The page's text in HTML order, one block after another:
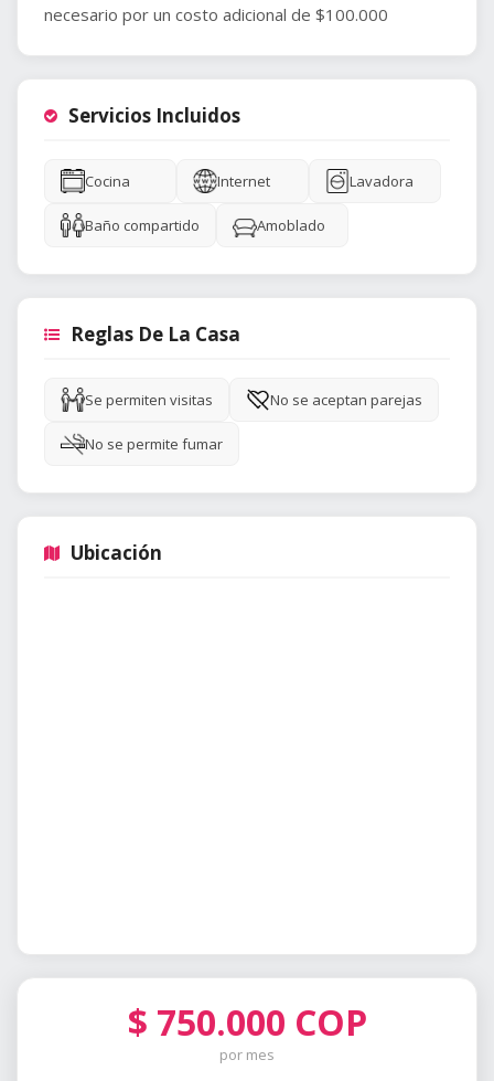
necesario por un costo adicional de $100.000
Servicios Incluidos
Cocina Internet Lavadora
Baño compartido Amoblado
Reglas De La Casa
Se permiten visitas No se aceptan parejas
No se permite fumar
Ubicación
$ 750.000 COP
por mes